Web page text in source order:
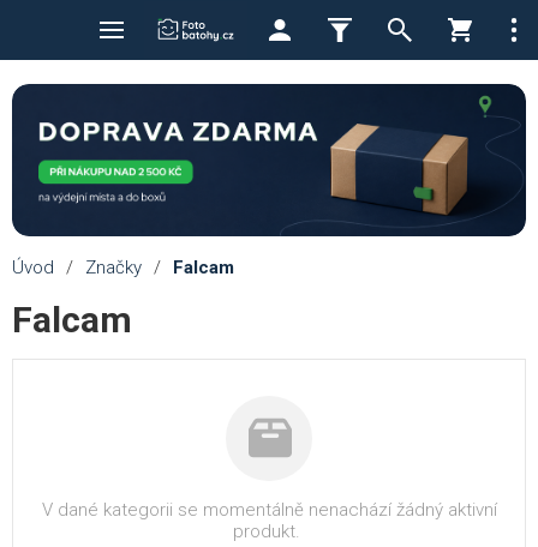
Úvod / Značky / Falcam
Falcam
V dané kategorii se momentálně nenachází žádný aktivní
produkt.